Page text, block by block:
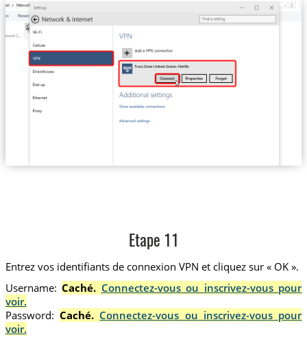
Trust.Zone-United-States-Netflix
Etape 11
Entrez vos identifiants de connexion VPN et cliquez sur « OK ».
Username:Caché. Connectez-vous ou inscrivez-vous pour
voir.
Password: Caché. Connectez-vous ou inscrivez-vous pour
voir.